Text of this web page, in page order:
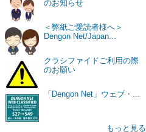
のお知らせ
＜弊紙ご愛読者様へ＞
Dengon Net/Japan...
クラシファイドご利用の際
のお願い
「Dengon Net」ウェブ・...
もっと見る